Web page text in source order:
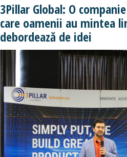
3Pillar Global: O
care oamenii au mintea
debordează de idei